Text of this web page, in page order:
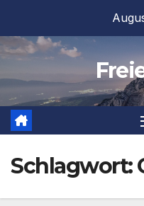
springen
Schlagwort: